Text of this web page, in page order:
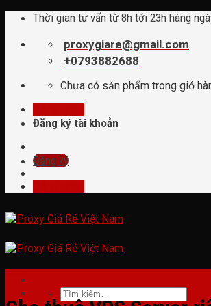
Skip
content
Thời gian tư vấn từ 8h tới 23h hàng
proxygiare@gmail.com
+0793882688
Chưa có sản phẩm trong giỏ
Đăng ký tài khoản
Đăng ký
Tìm